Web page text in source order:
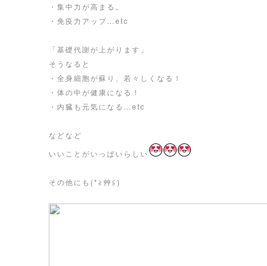
・集中力が高まる。
・免疫力アップ…etc
「基礎代謝が上がります」
そうなると
・全身細胞が蘇り、若々しくなる！
・体の中が健康になる！
・内臓も元気になる…etc
などなど
いいことがいっぱいらしい
その他にも(*≧艸≦)